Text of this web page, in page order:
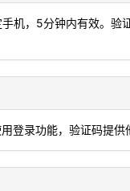
机，5分钟内有效。
登录功能，验证码提供